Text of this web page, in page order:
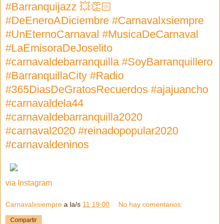
#Barranquijazz 💥👏🏻
#DeEneroADiciembre #Carnavalxsiempre
#UnEternoCarnaval #MusicaDeCarnaval
#LaEmisoraDeJoselito
#carnavaldebarranquilla #SoyBarranquillero
#BarranquillaCity #Radio
#365DiasDeGratosRecuerdos #ajajuancho
#carnavaldela44
#carnavaldebarranquilla2020
#carnaval2020 #reinadopopular2020
#carnavaldeninos
via Instagram
Carnavalxsiempre a la/s 11:19:00 No hay comentarios:
Compartir